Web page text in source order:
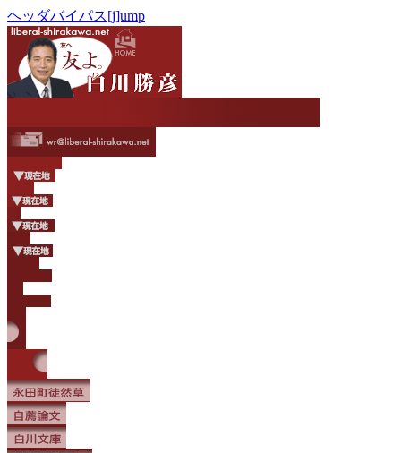
ヘッダバイパス[j]ump